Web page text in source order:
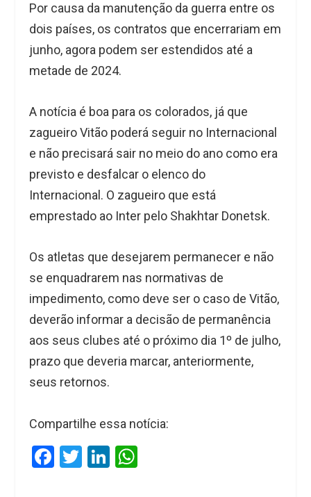
Por causa da manutenção da guerra entre os
dois países, os contratos que encerrariam em
junho, agora podem ser estendidos até a
metade de 2024.
A notícia é boa para os colorados, já que
zagueiro Vitão poderá seguir no Internacional
e não precisará sair no meio do ano como era
previsto e desfalcar o elenco do
Internacional. O zagueiro que está
emprestado ao Inter pelo Shakhtar Donetsk.
Os atletas que desejarem permanecer e não
se enquadrarem nas normativas de
impedimento, como deve ser o caso de Vitão,
deverão informar a decisão de permanência
aos seus clubes até o próximo dia 1º de julho,
prazo que deveria marcar, anteriormente,
seus retornos.
Compartilhe essa notícia:
F
T
Li